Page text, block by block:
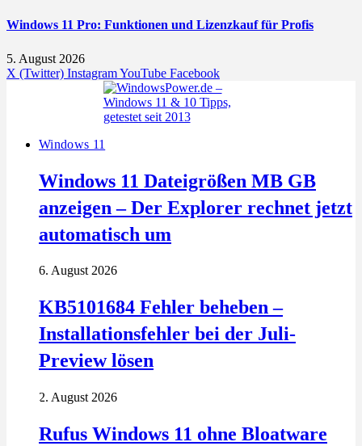
Windows 11 Pro: Funktionen und Lizenzkauf für Profis
5. August 2026
X (Twitter) InstagramYouTube Facebook
Windows 11
Windows 11 Dateigrößen MB GB
anzeigen – Der Explorer rechnet jetzt
automatisch um
6. August 2026
KB5101684 Fehler beheben –
Installationsfehler bei der Juli-
Preview lösen
2. August 2026
Rufus Windows 11 ohne Bloatware